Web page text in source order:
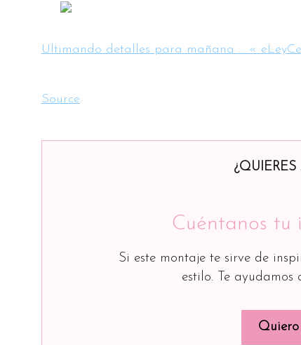
Ultimando detalles para mañana … « eLeyCe
Source
Cuéntanos
Si este montaje te sirve de
estilo. Te
Quiero